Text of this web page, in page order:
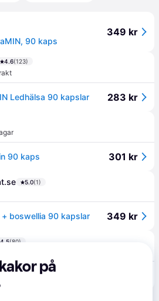
90 kaps
349 kr
4.6(123)
Ledhälsa 90 kapslar 283 kr
90 kaps 301 kr
5.0(1)
+ boswellia 90 kapslar 349 kr
4.5(80)
Ledhälsa 90 kapslar
på